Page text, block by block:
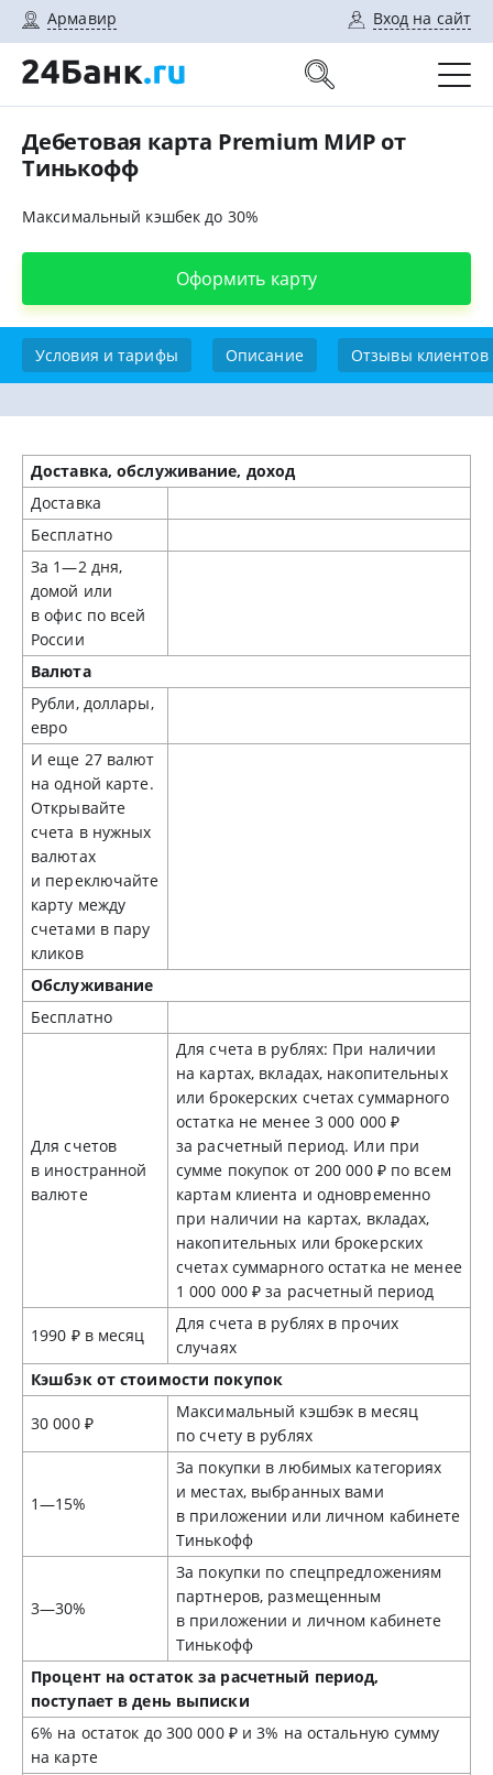
Армавир Вход на сайт
Дебетовая карта Premium МИР от
Тинькофф
Максимальный кэшбек до 30%
Оформить карту
Условия и тарифы Описание Отзывы клиентов
Доставка, обслуживание, доход
Доставка
Бесплатно
За 1—2 дня,
домой или
в офис по всей
России
Валюта
Рубли, доллары,
евро
И еще 27 валют
на одной карте.
Открывайте
счета в нужных
валютах
и переключайте
карту между
счетами в пару
кликов
Обслуживание
Бесплатно
Для счетов
в иностранной
валюте
Для счета в рублях: При наличии
на картах, вкладах, накопительных
или брокерских счетах суммарного
остатка не менее 3 000 000 ₽
за расчетный период. Или при
сумме покупок от 200 000 ₽ по всем
картам клиента и одновременно
при наличии на картах, вкладах,
накопительных или брокерских
счетах суммарного остатка не менее
1 000 000 ₽ за расчетный период
1990 ₽ в месяц
Для счета в рублях в прочих
случаях
Кэшбэк от стоимости покупок
30 000 ₽
Максимальный кэшбэк в месяц
по счету в рублях
1—15%
За покупки в любимых категориях
и местах, выбранных вами
в приложении или личном кабинете
Тинькофф
3—30%
За покупки по спецпредложениям
партнеров, размещенным
в приложении и личном кабинете
Тинькофф
Процент на остаток за расчетный период,
поступает в день выписки
6% на остаток до 300 000 ₽ и 3% на остальную сумму
на карте